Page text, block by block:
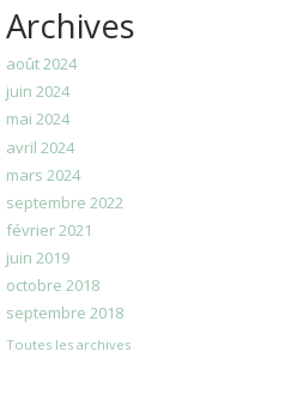
Archives
août 2024
juin 2024
mai 2024
avril 2024
mars 2024
septembre 2022
février 2021
juin 2019
octobre 2018
septembre 2018
Toutes les archives